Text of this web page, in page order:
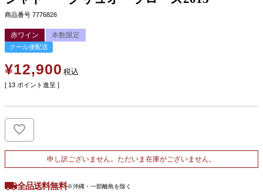
商品番号 7776826
赤ワイン 本数限定
クール便配送
¥12,900 税込
[ 13 ポイント進呈 ]
申し訳ございません。ただいま在庫がございません。
全品送料無料※沖縄・一部離島を除く